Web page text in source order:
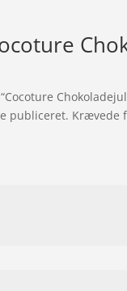
publiceret. Krævede